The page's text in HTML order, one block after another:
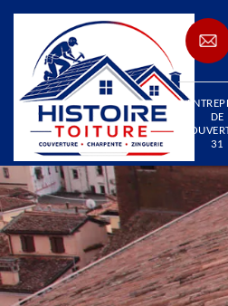
DE
31